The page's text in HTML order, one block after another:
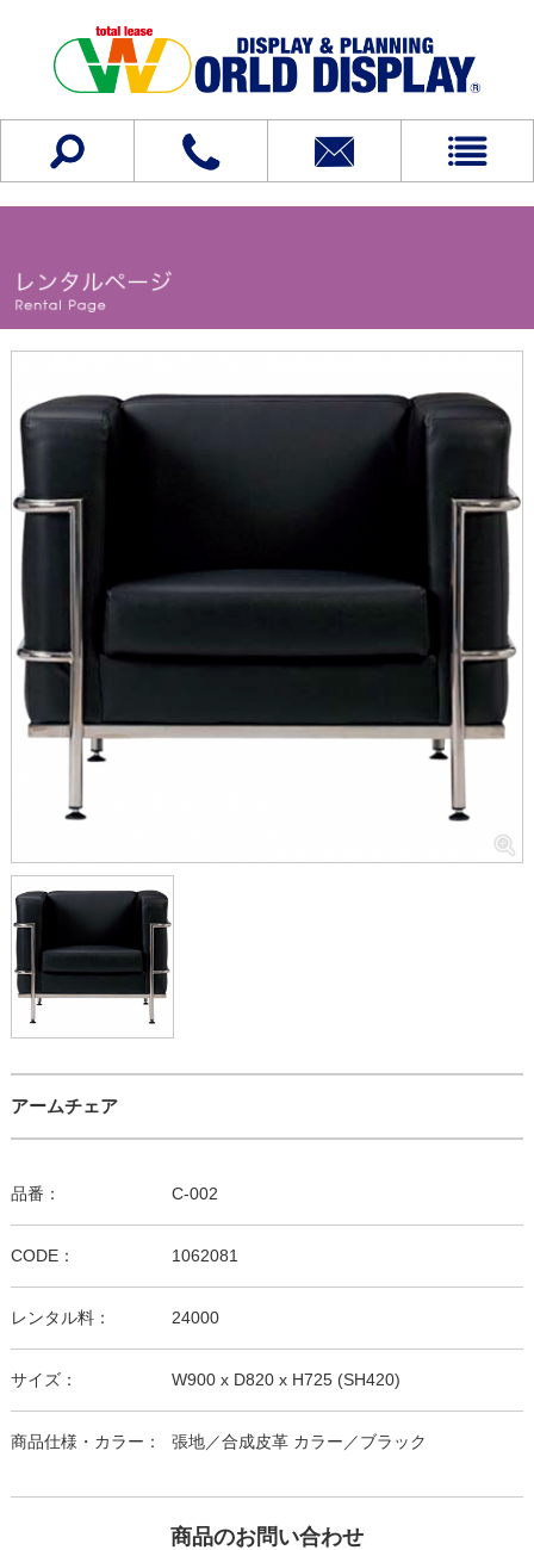
アームチェア
品番： C-002
CODE： 1062081
レンタル料： 24000
サイズ： W900 x D820 x H725 (SH420)
商品仕様・カラー： 張地／合成皮革 カラー／ブラック
商品のお問い合わせ